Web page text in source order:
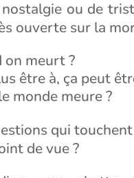
ou de
ouverte sur la
on meurt ?
être à, ça peut
monde meure ?
qui
de vue ?